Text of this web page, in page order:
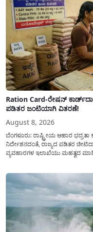
Ration Card-ರೇಷನ್
ಪಡಿತರ ಜಂಟಿಯಾಗಿ ವಿತರಣೆ!
August 8, 2026
ಬೆಂಗಳೂರು: ರಾಷ್ಟ್ರೀಯ ಆಹಾರ ಭದ್ರತಾ
ನಿರ್ದೇಶನದಂತೆ, ರಾಜ್ಯದ ಪಡಿತರ
ವ್ಯವಹಾರಗಳ ಇಲಾಖೆಯು ಮಹತ್ವದ